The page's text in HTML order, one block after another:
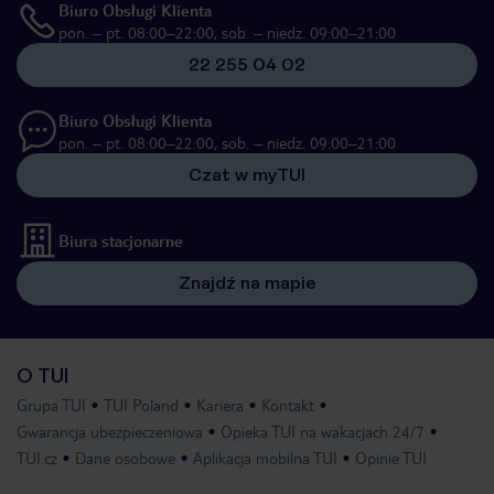
Biuro Obsługi Klienta
pon. – pt. 08:00–22:00, sob. – niedz. 09:00–21:00
22 255 04 02
Biuro Obsługi Klienta
pon. – pt. 08:00–22:00, sob. – niedz. 09:00–21:00
Czat w myTUI
Biura stacjonarne
Znajdź na mapie
O TUI
Grupa TUI TUI Poland Kariera
Kontakt
Gwarancja ubezpieczeniowa
Opieka TUI na wakacjach 24/7
TUI.cz
Dane osobowe Aplikacja mobilna TUI Opinie TUI